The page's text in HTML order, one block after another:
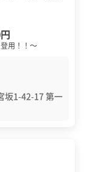
用！！～
坂1-42-17 第一